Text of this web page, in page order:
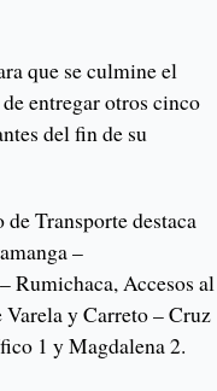
que se culmine el
entregar otros cinco
del fin de su
Transporte destaca
–
Rumichaca, Accesos al
y Carreto – Cruz
1 y Magdalena 2.